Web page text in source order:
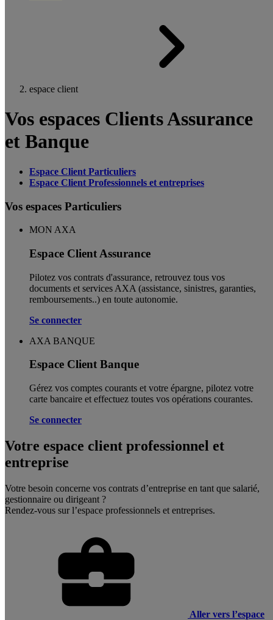
espace client
Vos espaces Clients Assurance
et Banque
Espace Client Particuliers
Espace Client Professionnels et entreprises
Vos espaces Particuliers
MON AXA
Espace Client Assurance
Pilotez vos contrats d'assurance, retrouvez tous vos
documents et services AXA (assistance, sinistres, garanties,
remboursements..) en toute autonomie. ​
Se connecter
AXA BANQUE
Espace Client Banque
Gérez vos comptes courants et votre épargne, pilotez votre
carte bancaire et effectuez toutes vos opérations courantes.
Se connecter
Votre espace client professionnel et
entreprise
Votre besoin concerne vos contrats d’entreprise en tant que salarié,
gestionnaire ou dirigeant ?
Rendez-vous sur l’espace professionnels et entreprises.
Aller vers l’espace